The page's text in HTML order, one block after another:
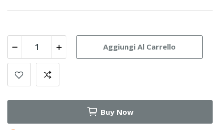
Aggiungi Al Carrello
Buy Now